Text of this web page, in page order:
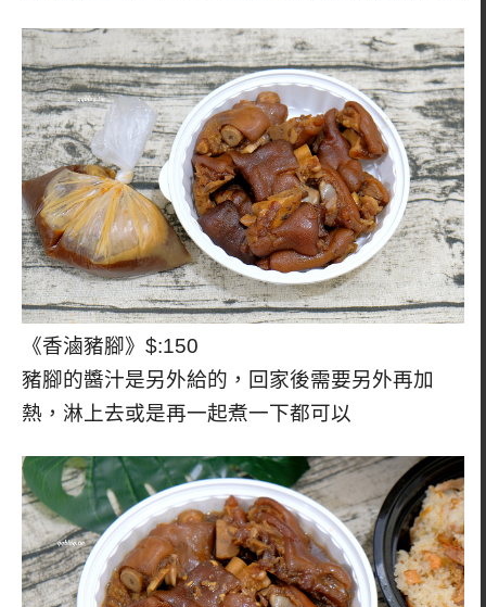
《香滷豬腳》$:150
豬腳的醬汁是另外給的，回家後需要另外再加
熱，淋上去或是再一起煮一下都可以